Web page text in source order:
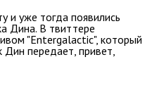
и уже тогда появились
Дина. В твиттере
"Entergalactic", который
передает, привет,